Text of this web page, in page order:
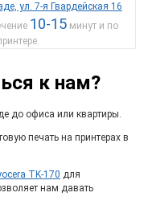
ул. 7-я Гвардейская 16
10-15 минут и по
к нам?
до офиса или квартиры.
печать на принтерах в
TK-170 для
нам давать